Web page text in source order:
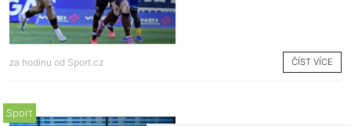
za hodinu od Sport.cz ČÍST VÍCE
Sport